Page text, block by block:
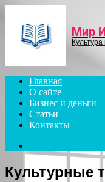
Мир
Главная
О сайте
Бизнес и деньги
Статьи
Контакты
for
Культурные